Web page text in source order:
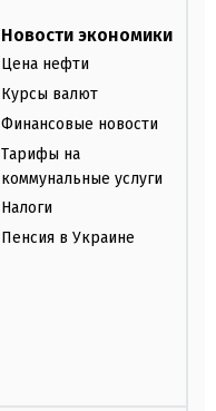
Новости экономики
Цена нефти
Курсы валют
Финансовые новости
Тарифы на
коммунальные услуги
Налоги
Пенсия в Украине